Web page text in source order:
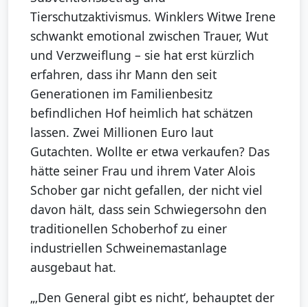
Tierschutzaktivismus. Winklers Witwe Irene
schwankt emotional zwischen Trauer, Wut
und Verzweiflung – sie hat erst kürzlich
erfahren, dass ihr Mann den seit
Generationen im Familienbesitz
befindlichen Hof heimlich hat schätzen
lassen. Zwei Millionen Euro laut
Gutachten. Wollte er etwa verkaufen? Das
hätte seiner Frau und ihrem Vater Alois
Schober gar nicht gefallen, der nicht viel
davon hält, dass sein Schwiegersohn den
traditionellen Schoberhof zu einer
industriellen Schweinemastanlage
ausgebaut hat.
„‚Den General gibt es nicht‘, behauptet der